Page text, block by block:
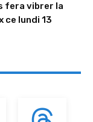
fera vibrer la
ce lundi 13